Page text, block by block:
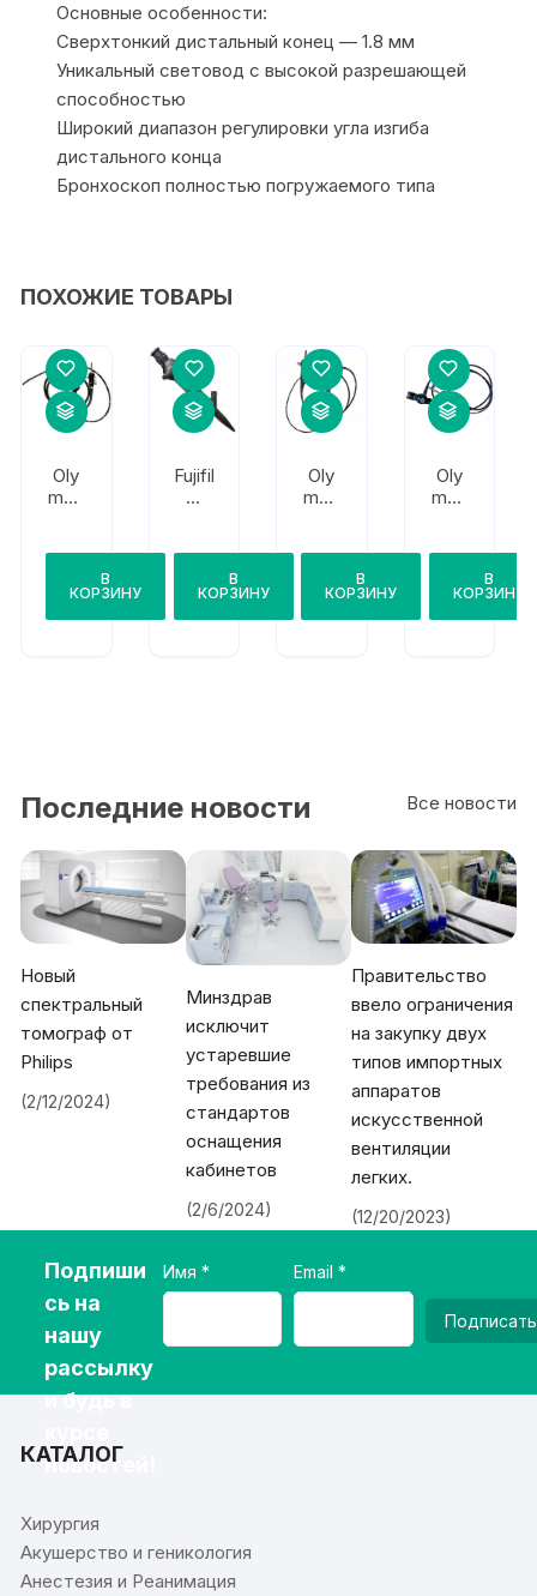
Основные особенности:
Сверхтонкий дистальный конец — 1.8 мм
Уникальный световод с высокой разрешающей
способностью
Широкий диапазон регулировки угла изгиба
дистального конца
Бронхоскоп полностью погружаемого типа
ПОХОЖИЕ ТОВАРЫ
Oly
mpu
В
КОРЗИНУ
Fujifil
m
В
КОРЗИНУ
Oly
mpu
В
КОРЗИНУ
Oly
mpu
В
КОРЗИНУ
Все новости
Последние новости
Новый
спектральный
томограф от
Philips
(2/12/2024)
Минздрав
исключит
устаревшие
требования из
стандартов
оснащения
кабинетов
(2/6/2024)
Правительство
ввело ограничения
на закупку двух
типов импортных
аппаратов
искусственной
вентиляции
легких.
(12/20/2023)
Подпиши
сь на
нашу
рассылку
и будь в
новостей!
Имя Email
КАТАЛОГ
Хирургия
Акушерство и геникология
Анестезия и Реанимация